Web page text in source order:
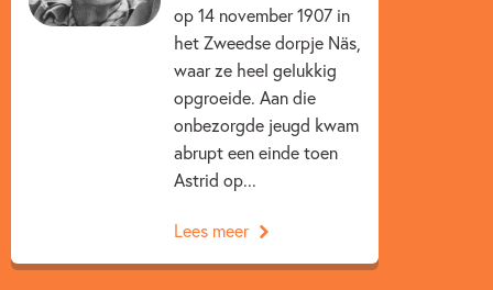
op 14 november 1907 in
het Zweedse dorpje Näs,
waar ze heel gelukkig
opgroeide. Aan die
onbezorgde jeugd kwam
abrupt een einde toen
Astrid op...
Lees meer